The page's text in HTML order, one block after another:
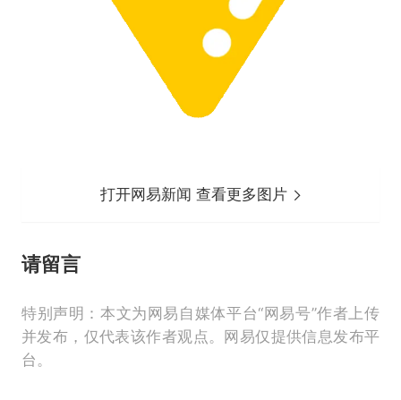
打开网易新闻 查看更多图片
请留言
特别声明：本文为网易自媒体平台“网易号”作者上传
并发布，仅代表该作者观点。网易仅提供信息发布平
台。